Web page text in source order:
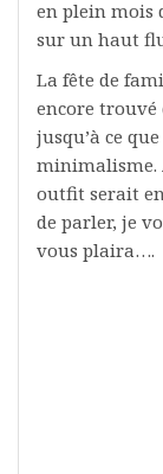
en plein mois
sur un haut
La fête de
encore trouvé
jusqu’à ce
minimalisme.
outfit serait
de parler, je
vous plaira….